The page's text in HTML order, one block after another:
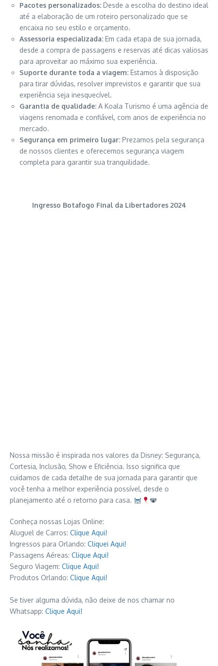
Pacotes personalizados: Desde a escolha do destino ideal
até a elaboração de um roteiro personalizado que se
encaixa no seu estilo e orçamento.
Assessoria especializada: Em cada etapa de sua jornada,
desde a compra de passagens e reservas até dicas valiosas
para aproveitar ao máximo sua experiência.
Suporte durante toda a viagem: Estamos à disposição
para tirar dúvidas, resolver imprevistos e garantir que sua
experiência seja inesquecível.
Garantia de qualidade: A Koala Turismo é uma agência de
viagens renomada e confiável, com anos de experiência no
mercado.
Segurança em primeiro lugar: Prezamos pela segurança
de nossos clientes e oferecemos segurança viagem
completa para garantir sua tranquilidade.
Ingresso Botafogo Final da Libertadores 2024
Nossa missão é inspirada nos valores da Disney: Segurança,
Cortesia, Inclusão, Show e Eficiência. Isso significa que
cuidamos de cada detalhe de sua jornada para garantir que
você tenha a melhor experiência possível, desde o
planejamento até o retorno para casa.
Conheça nossas Lojas Online:
Aluguel de Carros: Clique Aqui!
Ingressos para Orlando: Cliquei Aqui!
Passagens Aéreas: Clique Aqui!
Seguro Viagem: Clique Aqui!
Produtos Orlando: Clique Aqui!
Se tiver alguma dúvida, não deixe de nos chamar no
Whatsapp: Clique Aqui!